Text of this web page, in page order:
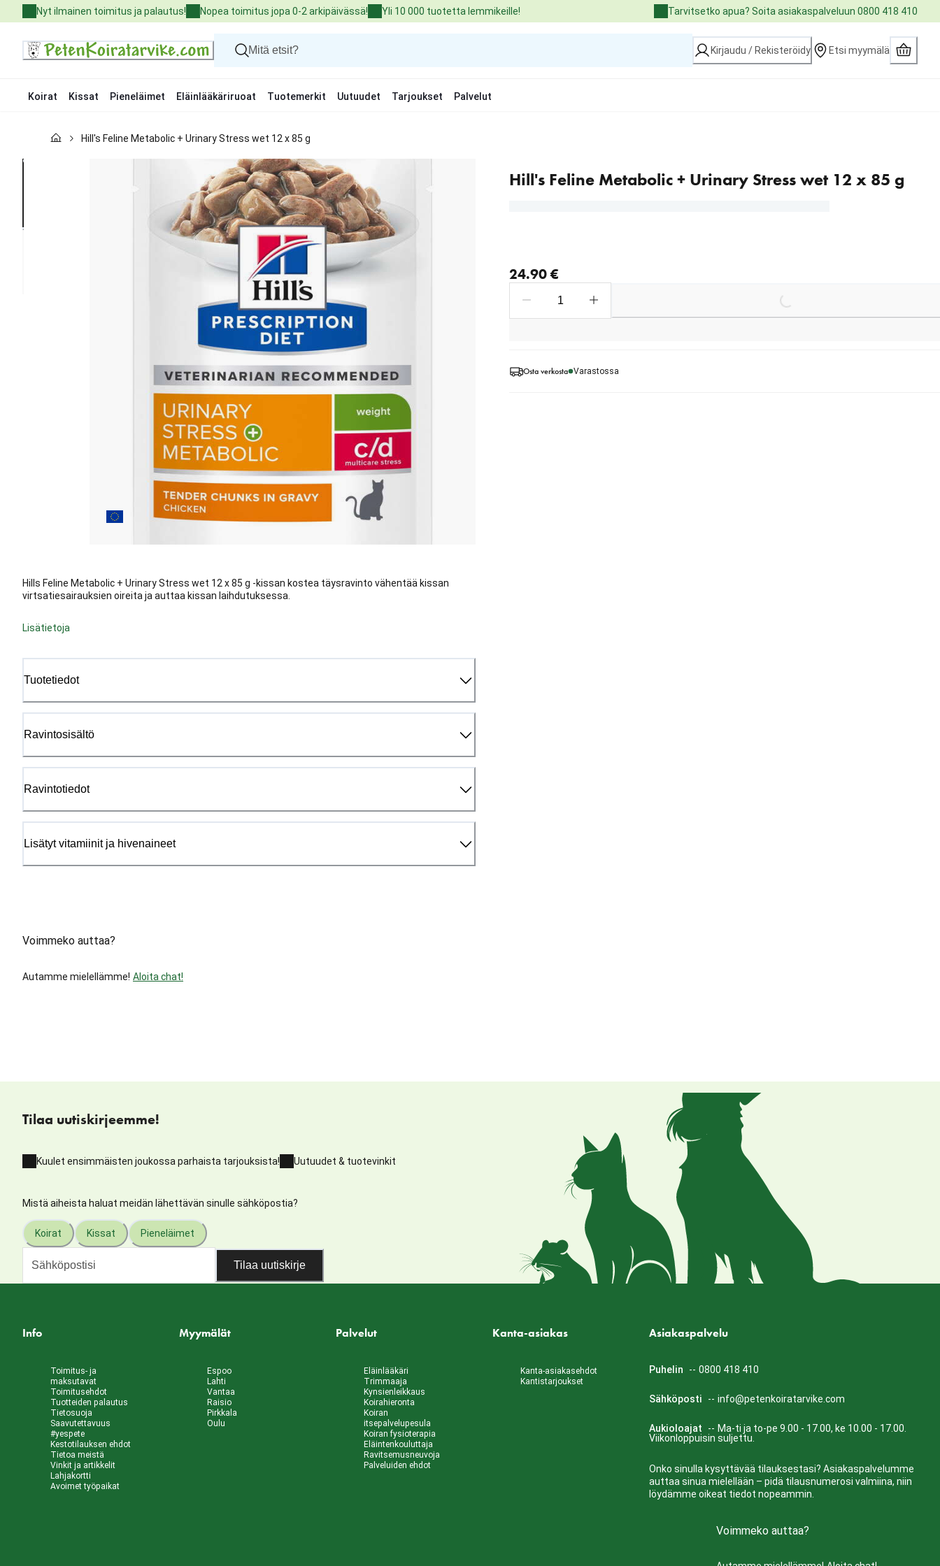
to
Nyt ilmainen toimitus ja palautus! Nopea toimitus jopa 0-2 arkipäivässä! Yli 10 000 tuotetta lemmikeille! Tarvitsetko apua? Soita asiakaspalveluun 0800 418 410
Kirjaudu / Rekisteröidy Etsi myymälä
Koirat Kissat Pieneläimet Eläinlääkäriruoat Tuotemerkit Uutuudet Tarjoukset Palvelut
Kissat
Hill's Feline Metabolic + Urinary Stress wet 12 x 85 g
Hill's Feline Metabolic + Urinary Stress wet 12 x 85 g
Hills Feline Metabolic + Urinary Stress wet 12 x 85 g -kissan kostea täysravinto vähentää kissan
virtsatiesairauksien oireita ja auttaa kissan laihdutuksessa.
Lisätietoja
Tuotetiedot
Ravintosisältö
Ravintotiedot
Lisätyt vitamiinit ja hivenaineet
Voimmeko auttaa?
Autamme mielellämme! Aloita chat!
24.90 € Loading...
Osta verkosta Varastossa
Tilaa uutiskirjeemme!
Kuulet ensimmäisten joukossa parhaista tarjouksista! Uutuudet & tuotevinkit
Mistä aiheista haluat meidän lähettävän sinulle sähköpostia?
Koirat Kissat Pieneläimet
Tilaa uutiskirje
Info
Toimitus- ja
maksutavat
Toimitusehdot
Tuotteiden palautus
Tietosuoja
Saavutettavuus
#yespete
Kestotilauksen ehdot
Tietoa meistä
Vinkit ja artikkelit
Lahjakortti
Avoimet työpaikat
Myymälät
Espoo
Lahti
Vantaa
Raisio
Pirkkala
Oulu
Palvelut
Eläinlääkäri
Trimmaaja
Kynsienleikkaus
Koirahieronta
Koiran
itsepalvelupesula
Koiran fysioterapia
Eläintenkouluttaja
Ravitsemusneuvoja
Palveluiden ehdot
Kanta-asiakas
Kanta-asiakasehdot
Kantistarjoukset
Asiakaspalvelu
Puhelin -- 0800 418 410
Sähköposti -- info@petenkoiratarvike.com
Aukioloajat -- Ma-ti ja to-pe 9.00 - 17.00, ke 10.00 - 17.00.
Viikonloppuisin suljettu.
Onko sinulla kysyttävää tilauksestasi? Asiakaspalvelumme
auttaa sinua mielellään – pidä tilausnumerosi valmiina, niin
löydämme oikeat tiedot nopeammin.
Voimmeko auttaa?